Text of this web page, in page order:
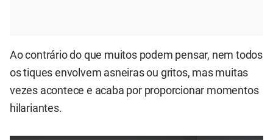
Ao contrário do que muitos podem pensar, nem todos
os tiques envolvem asneiras ou gritos, mas muitas
vezes acontece e acaba por proporcionar momentos
hilariantes.